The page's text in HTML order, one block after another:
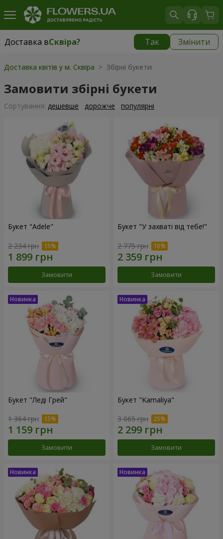
Доставка вСквіра? Так Змінити
Доставка вСквіра|
Доставка квітів у м. Сквіра > Збірні букети
Замовити збірні букети
Сортування: дешевше дорожче популярні
Букет "Adele"
2 234 грн
Замовити
Букет "У захваті від тебе!"
2 775 грн
Замовити
Букет "Леді Грей"
1 364 грн
Замовити
Букет "Kamaliya"
3 065 грн
Замовити